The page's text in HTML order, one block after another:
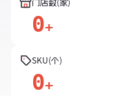
0+
SKU(个)
0+